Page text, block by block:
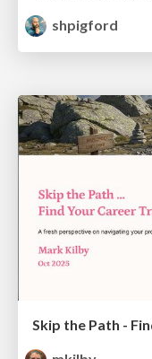
shpigford
Skip the Path -